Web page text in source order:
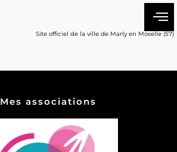
Site officiel de la ville de Marly en Moselle (57)
Mes associations